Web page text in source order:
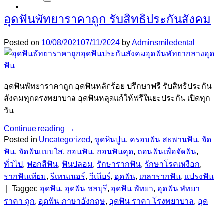
อุดฟันพัทยาราคาถูก รับสิทธิประกันสังคม
Posted on 10/08/202107/11/2024 byAdminsmiledental
อุดฟันพัทยาราคาถูก อุดฟันหลักร้อย ปรึกษาฟรี รับสิทธิประกัน
สังคมทุกดรงพยาบาล อุดฟันหลุดแก้ให้ฟรีในยะประกัน เปิดทุก
วัน
Continue reading →
Posted in Uncategorized, ขูดหินปูน, ครอบฟัน สะพานฟัน, จัด
ฟัน, จัดฟันแบบใส, ถอนฟัน, ถอนฟันคุด, ถอนฟันเพื่อจัดฟัน,
ทั่วไป, ฟอกสีฟัน, ฟันปลอม, รักษารากฟัน, รักษาโรคเหงือก,
รากฟันเทียม, รีเทนเนอร์, วีเนียร์, อุดฟัน, เกลารากฟัน, แปรงฟัน
Tagged อุดฟัน, อุดฟัน ชลบุรี, อุดฟัน พัทยา, อุดฟัน พัทยา
ราคา ถูก, อุดฟัน ภาษาอังกฤษ, อุดฟัน ราคา โรงพยาบาล, อุด